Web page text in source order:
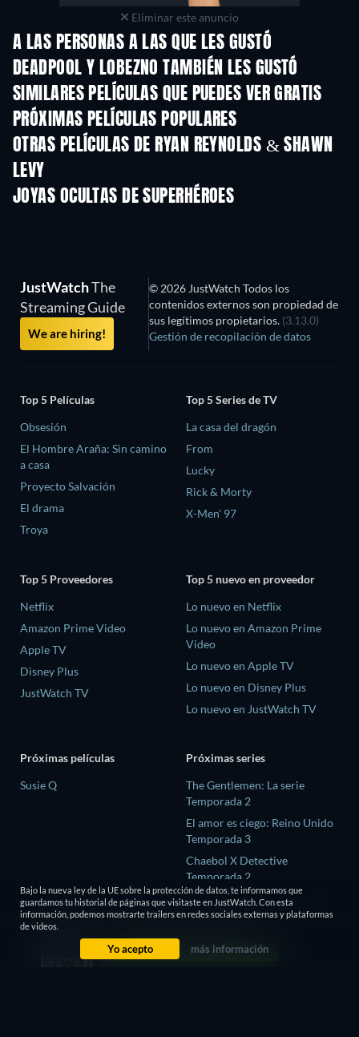
Eliminar este anuncio
A LAS PERSONAS A LAS QUE LES GUSTÓ
DEADPOOL Y LOBEZNO TAMBIÉN LES GUSTÓ
SIMILARES PELÍCULAS QUE PUEDES VER GRATIS
PRÓXIMAS PELÍCULAS POPULARES
OTRAS PELÍCULAS DE RYAN REYNOLDS & SHAWN
LEVY
JOYAS OCULTAS DE SUPERHÉROES
TV
JustWatchThe
Streaming Guide
We are hiring!
© 2026 JustWatch Todos los
contenidos externos son propiedad de
sus legítimos propietarios. (3.13.0)
Gestión de recopilación de datos
Top 5 Películas
Obsesión
El Hombre Araña: Sin camino
a casa
Proyecto Salvación
El drama
Troya
Top 5 Series de TV
La casa del dragón
From
Lucky
Rick & Morty
X-Men' 97
Top 5 Proveedores
Netflix
Amazon Prime Video
Apple TV
Disney Plus
JustWatch TV
Top 5 nuevo en proveedor
Lo nuevo en Netflix
Lo nuevo en Amazon Prime
Video
Lo nuevo en Apple TV
Lo nuevo en Disney Plus
Lo nuevo en JustWatch TV
Próximas películas
Susie Q
Próximas series
The Gentlemen: La serie
Temporada 2
El amor es ciego: Reino Unido
Temporada 3
Chaebol X Detective
Temporada 2
The Chosen In The Wild with
Bear Grylls Temporada 1
Bajo la nueva ley de la UE sobre la protección de datos, te informamos que
guardamos tu historial de páginas que visitaste en JustWatch. Con esta
información, podemos mostrarte trailers en redes sociales externas y plataformas
de videos.
Yo acepto más información